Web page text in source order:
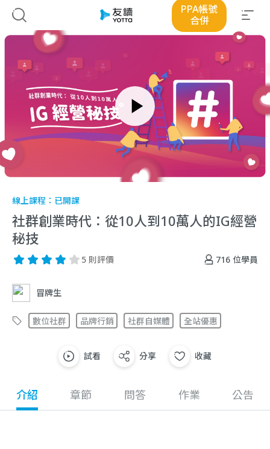
PPA帳號
合併
線上課程： 已開課
社群創業時代：從10人到10萬人的IG經營
秘技
716 位學員
5 則評價
冒牌生
數位社群 品牌行銷 社群自媒體 全站優惠
試看 分享 收藏
介紹 章節 問答 作業 公告